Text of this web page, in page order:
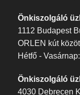
Önkiszolgáló
1112 Budapest
ORLEN kút
Hétfő -
Önkiszolgáló
4030 Debrecen